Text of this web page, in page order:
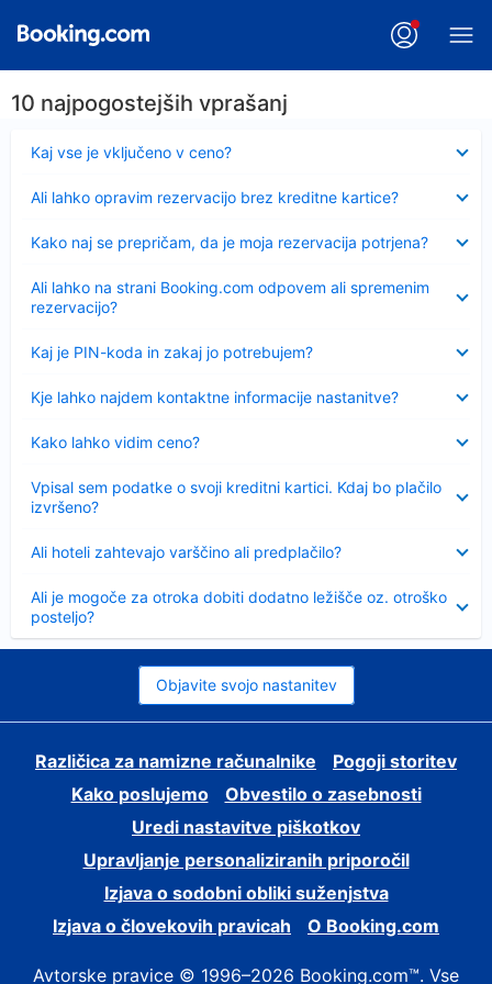
10 najpogostejših vprašanj
Kaj vse je vključeno v ceno?
Ali lahko opravim rezervacijo brez kreditne kartice?
Kako naj se prepričam, da je moja rezervacija potrjena?
Ali lahko na strani Booking.com odpovem ali spremenim
rezervacijo?
Kaj je PIN-koda in zakaj jo potrebujem?
Kje lahko najdem kontaktne informacije nastanitve?
Kako lahko vidim ceno?
Vpisal sem podatke o svoji kreditni kartici. Kdaj bo plačilo
izvršeno?
Ali hoteli zahtevajo varščino ali predplačilo?
Ali je mogoče za otroka dobiti dodatno ležišče oz. otroško
posteljo?
Objavite svojo nastanitev
Različica za namizne računalnike
Pogoji storitev
Kako poslujemo
Obvestilo o zasebnosti
Uredi nastavitve piškotkov
Upravljanje personaliziranih priporočil
Izjava o sodobni obliki suženjstva
Izjava o človekovih pravicah
O Booking.com
Avtorske pravice © 1996–2026 Booking.com™. Vse